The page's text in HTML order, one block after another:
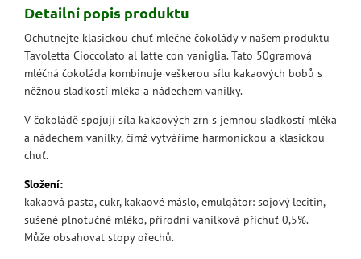
Detailní popis produktu
Ochutnejte klasickou chuť mléčné čokolády v našem produktu
Tavoletta Cioccolato al latte con vaniglia. Tato 50gramová
mléčná čokoláda kombinuje veškerou sílu kakaových bobů s
něžnou sladkostí mléka a nádechem vanilky.
V čokoládě spojují síla kakaových zrn s jemnou sladkostí mléka
a nádechem vanilky, čímž vytváříme harmonickou a klasickou
chuť.
Složení:
kakaová pasta, cukr, kakaové máslo, emulgátor: sojový lecitin,
sušené plnotučné mléko, přírodní vanilková příchuť 0,5%.
Může obsahovat stopy ořechů.